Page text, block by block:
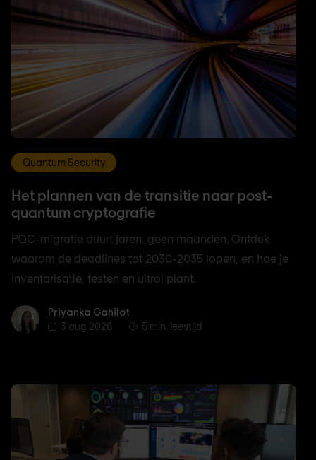
Quantum Security
Het plannen van de transitie naar post-
quantum cryptografie
PQC-migratie duurt jaren, geen maanden. Ontdek
waarom de deadlines tot 2030-2035 lopen, en hoe je
inventarisatie, testen en uitrol plant.
Priyanka Gahilot
Priyanka Gahilot
3 aug 2026
5 min. leestijd